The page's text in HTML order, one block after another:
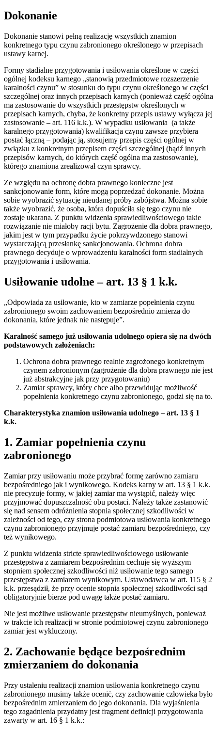
Dokonanie
Dokonanie stanowi pełną realizację wszystkich znamion
konkretnego typu czynu zabronionego określonego w przepisach
ustawy karnej.
Formy stadialne przygotowania i usiłowania określone w części
ogólnej kodeksu karnego „stanowią przedmiotowe rozszerzenie
karalności czynu” w stosunku do typu czynu określonego w części
szczególnej oraz innych przepisach karnych (ponieważ część ogólna
ma zastosowanie do wszystkich przestępstw określonych w
przepisach karnych, chyba, że konkretny przepis ustawy wyłącza jej
zastosowanie – art. 116 k.k.). W wypadku usiłowania (a także
karalnego przygotowania) kwalifikacja czynu zawsze przybiera
postać łączną – podając ją, stosujemy przepis części ogólnej w
związku z konkretnym przepisem części szczególnej (bądź innych
przepisów karnych, do których część ogólna ma zastosowanie),
którego znamiona zrealizował czyn sprawcy.
Ze względu na ochronę dobra prawnego konieczne jest
sankcjonowanie form, które mogą poprzedzać dokonanie. Można
sobie wyobrazić sytuację nieudanej próby zabójstwa. Można sobie
także wyobrazić, że osoba, która dopuściła się tego czynu nie
zostaje ukarana. Z punktu widzenia sprawiedliwościowego takie
rozwiązanie nie miałoby racji bytu. Zagrożenie dla dobra prawnego,
jakim jest w tym przypadku życie pokrzywdzonego stanowi
wystarczającą przesłankę sankcjonowania. Ochrona dobra
prawnego decyduje o wprowadzeniu karalności form stadialnych
przygotowania i usiłowania.
Usiłowanie udolne – art. 13 § 1 k.k.
„Odpowiada za usiłowanie, kto w zamiarze popełnienia czynu
zabronionego swoim zachowaniem bezpośrednio zmierza do
dokonania, które jednak nie następuje”.
Karalność samego już usiłowania udolnego opiera się na dwóch
podstawowych założeniach:
Ochrona dobra prawnego realnie zagrożonego konkretnym
czynem zabronionym (zagrożenie dla dobra prawnego nie jest
już abstrakcyjne jak przy przygotowaniu)
Zamiar sprawcy, który chce albo przewidując możliwość
popełnienia konkretnego czynu zabronionego, godzi się na to.
Charakterystyka znamion usiłowania udolnego – art. 13 § 1
k.k.
1. Zamiar popełnienia czynu
zabronionego
Zamiar przy usiłowaniu może przybrać formę zarówno zamiaru
bezpośredniego jak i wynikowego. Kodeks karny w art. 13 § 1 k.k.
nie precyzuje formy, w jakiej zamiar ma wystąpić, należy więc
przyjmować dopuszczalność obu postaci. Należy także zastanowić
się nad sensem odróżnienia stopnia społecznej szkodliwości w
zależności od tego, czy strona podmiotowa usiłowania konkretnego
czynu zabronionego przyjmuje postać zamiaru bezpośredniego, czy
też wynikowego.
Z punktu widzenia stricte sprawiedliwościowego usiłowanie
przestępstwa z zamiarem bezpośrednim cechuje się wyższym
stopniem społecznej szkodliwości niż usiłowanie tego samego
przestępstwa z zamiarem wynikowym. Ustawodawca w art. 115 § 2
k.k. przesądził, że przy ocenie stopnia społecznej szkodliwości sąd
obligatoryjnie bierze pod uwagę także postać zamiaru.
Nie jest możliwe usiłowanie przestępstw nieumyślnych, ponieważ
w trakcie ich realizacji w stronie podmiotowej czynu zabronionego
zamiar jest wykluczony.
2. Zachowanie będące bezpośrednim
zmierzaniem do dokonania
Przy ustaleniu realizacji znamion usiłowania konkretnego czynu
zabronionego musimy także ocenić, czy zachowanie człowieka było
bezpośrednim zmierzaniem do jego dokonania. Dla wyjaśnienia
tego zagadnienia przydatny jest fragment definicji przygotowania
zawarty w art. 16 § 1 k.k.: